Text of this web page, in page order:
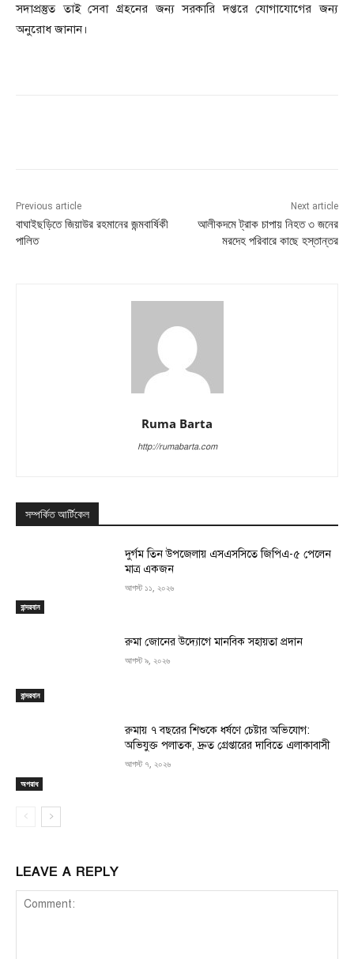
সদাপ্রস্তুত তাই সেবা গ্রহনের জন্য সরকারি দপ্তরে যোগাযোগের জন্য
অনুরোধ জানান।
Previous article
বাঘাইছড়িতে জিয়াউর রহমানের জন্মবার্ষিকী
পালিত
Next article
আলীকদমে ট্রাক চাপায় নিহত ৩ জনের
মরদেহ পরিবারে কাছে হস্তান্তর
Ruma Barta
http://rumabarta.com
সম্পর্কিত আর্টিকেল
বান্দরবান
দুর্গম তিন উপজেলায় এসএসসিতে জিপিএ-৫ পেলেন
মাত্র একজন
আগস্ট ১১, ২০২৬
বান্দরবান
রুমা জোনের উদ্যোগে মানবিক সহায়তা প্রদান
আগস্ট ৯, ২০২৬
অপরাধ
রুমায় ৭ বছরের শিশুকে ধর্ষণে চেষ্টার অভিযোগ:
অভিযুক্ত পলাতক, দ্রুত গ্রেপ্তারের দাবিতে এলাকাবাসী
আগস্ট ৭, ২০২৬
LEAVE A REPLY